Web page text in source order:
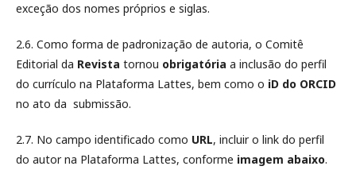
exceção dos nomes próprios e siglas.
2.6. Como forma de padronização de autoria, o Comitê
Editorial da Revista tornou obrigatória a inclusão do perfil
do currículo na Plataforma Lattes, bem como o iD do ORCID
no ato da submissão.
2.7. No campo identificado como URL, incluir o link do perfil
do autor na Plataforma Lattes, conforme imagem abaixo.